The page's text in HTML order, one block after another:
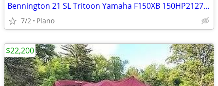
Bennington 21 SL Tritoon Yamaha F150XB 150HP212712
7/2 Plano
$22,200